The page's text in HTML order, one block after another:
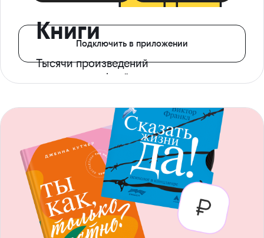
Книги
Тысячи произведений
с доступом офлайн
Подключить в приложении